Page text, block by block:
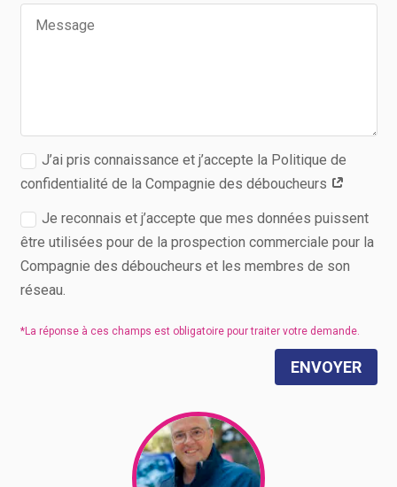
J’ai pris connaissance et j’accepte la Politique de
confidentialité de la Compagnie des déboucheurs
Je reconnais et j’accepte que mes données puissent
être utilisées pour de la prospection commerciale pour la
Compagnie des déboucheurs et les membres de son
réseau.
ENVOYER